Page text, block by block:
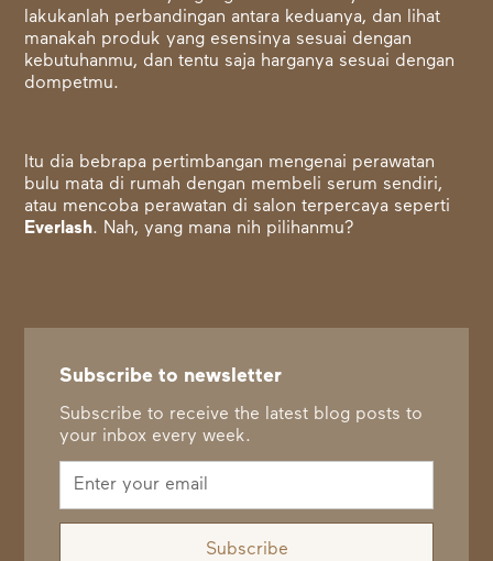
lakukanlah perbandingan antara keduanya, dan lihat
manakah produk yang esensinya sesuai dengan
kebutuhanmu, dan tentu saja harganya sesuai dengan
dompetmu.
Itu dia bebrapa pertimbangan mengenai perawatan
bulu mata di rumah dengan membeli serum sendiri,
atau mencoba perawatan di salon terpercaya seperti
Everlash. Nah, yang mana nih pilihanmu?
Subscribe to newsletter
Subscribe to receive the latest blog posts to
your inbox every week.